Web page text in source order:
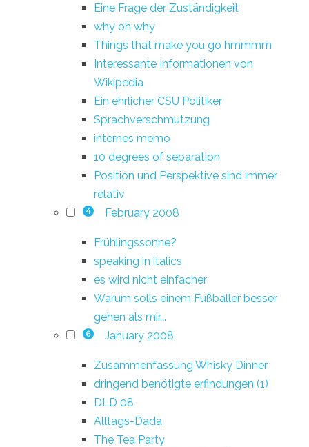
Eine Frage der Zuständigkeit
why oh why
Things that make you go hmmmm
Interessante Informationen von
Wikipedia
Ein ehrlicher CSU Politiker
Sprachverschmutzung
internes memo
10 degrees of separation
Position und Perspektive sind immer
relativ
4 February 2008
Frühlingssonne?
speaking in italics
es wird nicht einfacher
Warum solls einem Fußballer besser
gehen als mir...
6 January 2008
Zusammenfassung Whisky Dinner
dringend benötigte erfindungen (1)
DLD 08
Alltags-Dada
The Tea Party